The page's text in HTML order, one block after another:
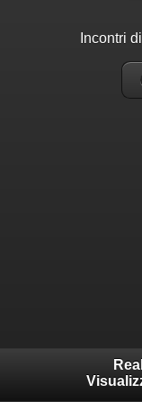
Incontri